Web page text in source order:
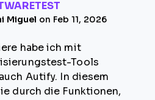
Miguel on Feb 11, 2026
habe ich mit
Tools
Autify. In diesem
durch die Funktionen,